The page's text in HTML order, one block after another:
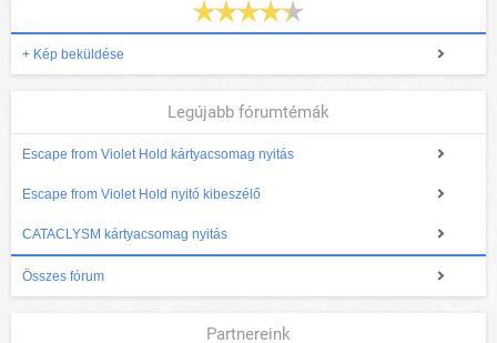
+ Kép beküldése
Legújabb fórumtémák
Escape from Violet Hold kártyacsomag nyitás
Escape from Violet Hold nyitó kibeszélő
CATACLYSM kártyacsomag nyitás
Összes fórum
Partnereink